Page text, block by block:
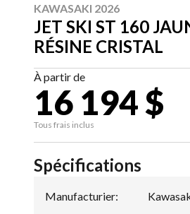
KAWASAKI 2026
JET SKI ST 160
RÉSINE CRISTAL
À partir de
16 194 $
Tous frais inclus
Spécifications
Manufacturier: